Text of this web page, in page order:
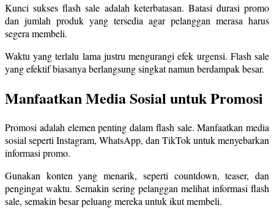
Kunci sukses flash sale adalah keterbatasan. Batasi durasi promo
dan jumlah produk yang tersedia agar pelanggan merasa harus
segera membeli.
Waktu yang terlalu lama justru mengurangi efek urgensi. Flash sale
yang efektif biasanya berlangsung singkat namun berdampak besar.
Manfaatkan Media Sosial untuk Promosi
Promosi adalah elemen penting dalam flash sale. Manfaatkan media
sosial seperti Instagram, WhatsApp, dan TikTok untuk menyebarkan
informasi promo.
Gunakan konten yang menarik, seperti countdown, teaser, dan
pengingat waktu. Semakin sering pelanggan melihat informasi flash
sale, semakin besar peluang mereka untuk ikut membeli.